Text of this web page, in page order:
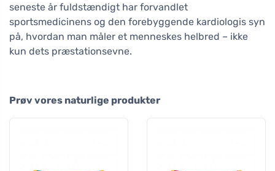
seneste år fuldstændigt har forvandlet
sportsmedicinens og den forebyggende kardiologis syn
på, hvordan man måler et menneskes helbred – ikke
kun dets præstationsevne.
Prøv vores naturlige produkter